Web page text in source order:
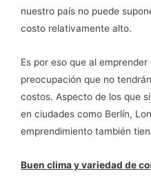
nuestro país no puede
costo relativamente alto.
Es por eso que al
preocupación que no
costos. Aspecto de los que
en ciudades como Berlín,
emprendimiento también
Buen clima y variedad de